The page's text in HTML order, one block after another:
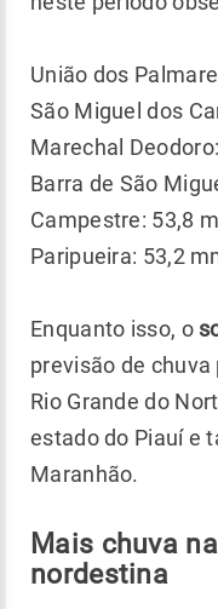
União dos
São Miguel dos
Marechal
Barra de São
Campestre: 53,8
Paripueira: 53,2
Enquanto isso, o
previsão de
Rio Grande do
estado do Piauí e
Maranhão.
Mais chuva
nordestina